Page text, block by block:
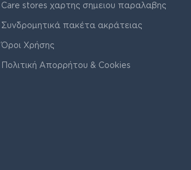
Care stores χαρτης σημειου παραλαβης
Συνδρομητικά πακέτα ακράτειας
Όροι Χρήσης
Πολιτική Απορρήτου & Cookies